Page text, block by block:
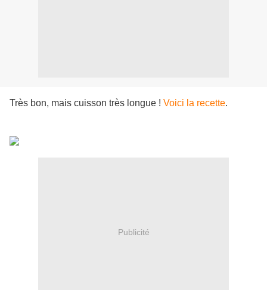
Très bon, mais cuisson très longue ! Voici la recette.
Publicité